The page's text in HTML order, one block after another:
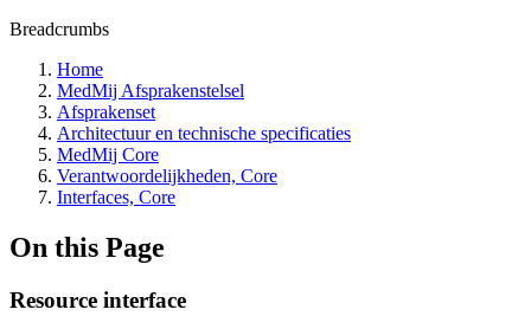
Breadcrumbs
Home
MedMij Afsprakenstelsel
Afsprakenset
Architectuur en technische specificaties
MedMij Core
Verantwoordelijkheden, Core
Interfaces, Core
On this Page
Resource interface